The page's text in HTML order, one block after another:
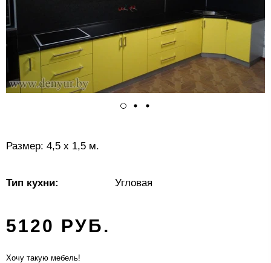
Размер: 4,5 х 1,5 м.
Тип кухни: Угловая
5120 РУБ.
Хочу такую мебель!